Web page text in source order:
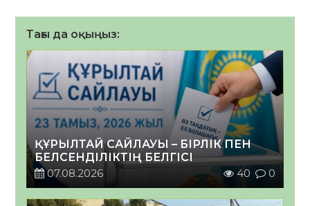
Тағы да оқыңыз:
ҚҰРЫЛТАЙ САЙЛАУЫ – БІРЛІК ПЕН
БЕЛСЕНДІЛІКТІҢ БЕЛГІСІ
07.08.2026
40 0